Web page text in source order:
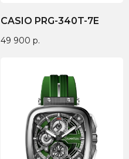
CASIO PRG-340T-7E
49 900 р.